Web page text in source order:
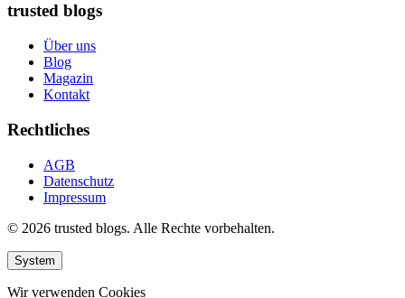
trusted blogs
Über uns
Blog
Magazin
Kontakt
Rechtliches
AGB
Datenschutz
Impressum
© 2026 trusted blogs. Alle Rechte vorbehalten.
System
Wir verwenden Cookies